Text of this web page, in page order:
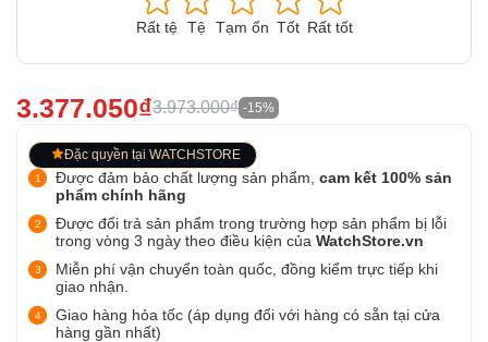
Rất tệ Tệ Tạm ổn Tốt Rất tốt
3.377.050₫3.973.000₫ -15%
Đặc quyền tại WATCHSTORE
Được đảm bảo chất lượng sản phẩm, cam kết 100% sản
phẩm chính hãng
Được đổi trả sản phẩm trong trường hợp sản phẩm bị lỗi
trong vòng 3 ngày theo điều kiện của WatchStore.vn
Miễn phí vận chuyển toàn quốc, đồng kiểm trực tiếp khi
giao nhận.
Giao hàng hỏa tốc (áp dụng đối với hàng có sẵn tại cửa
hàng gần nhất)